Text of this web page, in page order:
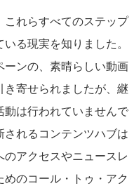
これらすべてのステップ
る現実を知りました。
ーンの、素晴らしい動画
き寄せられましたが、継
動は行われていませんで
されるコンテンツハブは
アクセスやニュースレ
のコール・トゥ・アク